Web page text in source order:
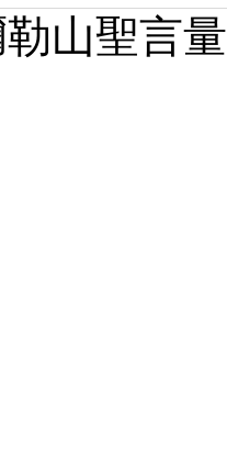
山聖言量